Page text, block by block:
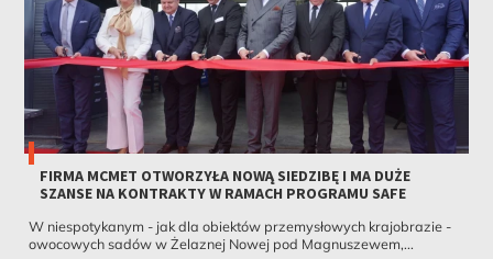
FIRMA MCMET OTWORZYŁA NOWĄ SIEDZIBĘ I MA DUŻE
SZANSE NA KONTRAKTY W RAMACH PROGRAMU SAFE
W niespotykanym - jak dla obiektów przemysłowych krajobrazie -
owocowych sadów w Żelaznej Nowej pod Magnuszewem,...